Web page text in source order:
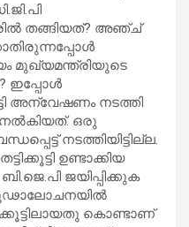
തങ്ങിയത്? അഞ്ച്
മുഖ്യമന്ത്രിയുടെ
ഇപ്പോള്‍
അന്വേഷണം നടത്തി
നല്‍കിയത്. ഒരു
നടത്തിയിട്ടില്ല.
ഉണ്ടാക്കിയ
ജയിപ്പിക്കുക
കൊണ്ടാണ്